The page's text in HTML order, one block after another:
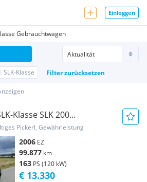
Einloggen
Gebrauchtwagen
SLK-Klasse Filter zurücksetzen
Klasse SLK 200
AirScarf, Leder, ...
Pickerl, Gewährleistung
2006 EZ
99.877 km
163 PS (120 kW)
€ 13.330